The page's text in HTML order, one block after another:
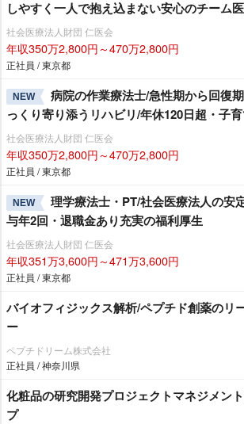
しやすく一人で抱え込まない安心のチーム
社会医療法人財団 仁医会
年収350万2,800円～470万2,800円
正社員 / 東京都
NEW
病院の作業療法士/急性期から回復
っくり寄り添うリハビリ/年休120日超・子
社会医療法人財団 仁医会
年収350万2,800円～470万2,800円
正社員 / 東京都
NEW
理学療法士・PT/社会医療法人の安
与年2回・退職金あり充実の福利厚生
社会医療法人財団 仁医会
年収351万3,600円～471万3,600円
正社員 / 東京都
バイオフィジックス解析/ペプチド創薬のリ
ー
ペプチドリーム株式会社
正社員 / 神奈川県
化粧品の研究開発プロジェクトマネジメン
プ